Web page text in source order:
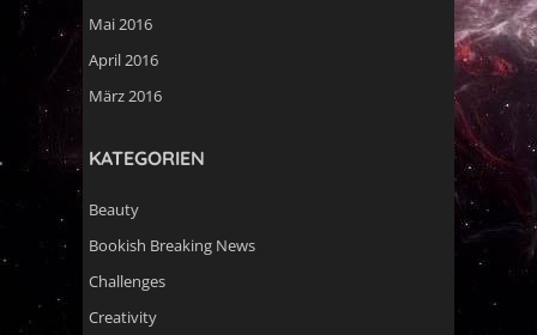
Mai 2016
April 2016
März 2016
KATEGORIEN
Beauty
Bookish Breaking News
Challenges
Creativity